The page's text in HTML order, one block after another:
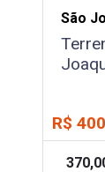
São
R$